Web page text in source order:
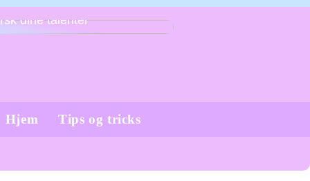
linjefag på efterskoler –
dine talenter
Hjem Tips og tricks